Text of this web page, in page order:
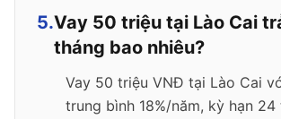
5.Vay 50 triệu tại Lào Cai
tháng bao nhiêu?
Vay 50 triệu VNĐ tại Lào Cai
trung bình 18%/năm, kỳ hạn 24